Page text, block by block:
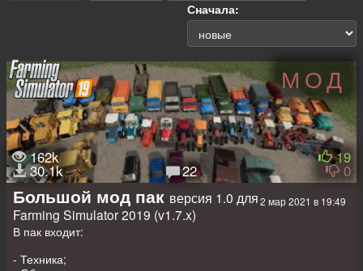
Сначала:
МОД
162k
30.1k 22
19
0
2 мар 2021 в 19:49
Большой мод пак версия 1.0 для
Farming Simulator 2019 (v1.7.x)
В пак входит:
- Техника;